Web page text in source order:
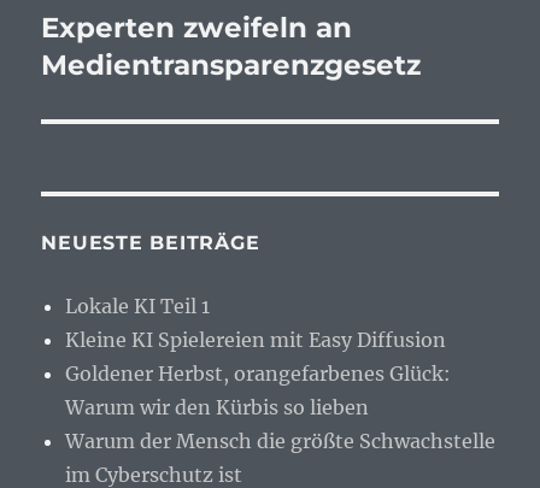
Nächster
Beitrag:
Experten zweifeln an
Medientransparenzgesetz
NEUESTE BEITRÄGE
Lokale KI Teil 1
Kleine KI Spielereien mit Easy Diffusion
Goldener Herbst, orangefarbenes Glück:
Warum wir den Kürbis so lieben
Warum der Mensch die größte Schwachstelle
im Cyberschutz ist